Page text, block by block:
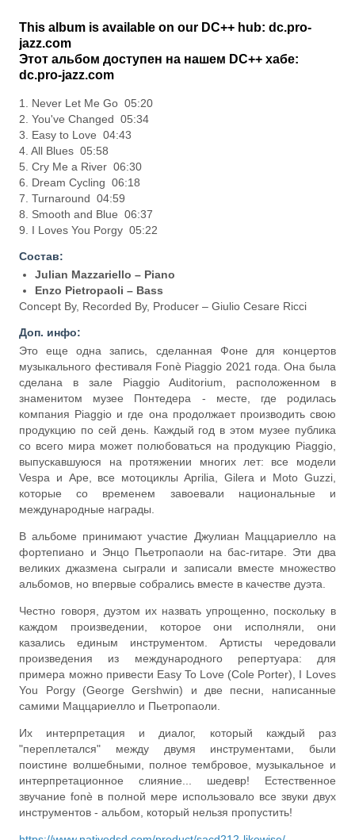
This album is available on our DC++ hub: dc.pro-
jazz.com
Этот альбом доступен на нашем DC++ хабе:
dc.pro-jazz.com
1. Never Let Me Go 05:20
2. You've Changed 05:34
3. Easy to Love 04:43
4. All Blues 05:58
5. Cry Me a River 06:30
6. Dream Cycling 06:18
7. Turnaround 04:59
8. Smooth and Blue 06:37
9. I Loves You Porgy 05:22
Состав:
Julian Mazzariello – Piano
Enzo Pietropaoli – Bass
Concept By, Recorded By, Producer – Giulio Cesare Ricci
Доп. инфо:
Это еще одна запись, сделанная Фоне для концертов
музыкального фестиваля Fonè Piaggio 2021 года. Она была
сделана в зале Piaggio Auditorium, расположенном в
знаменитом музее Понтедера - месте, где родилась
компания Piaggio и где она продолжает производить свою
продукцию по сей день. Каждый год в этом музее публика
со всего мира может полюбоваться на продукцию Piaggio,
выпускавшуюся на протяжении многих лет: все модели
Vespa и Ape, все мотоциклы Aprilia, Gilera и Moto Guzzi,
которые со временем завоевали национальные и
международные награды.
В альбоме принимают участие Джулиан Маццариелло на
фортепиано и Энцо Пьетропаоли на бас-гитаре. Эти два
великих джазмена сыграли и записали вместе множество
альбомов, но впервые собрались вместе в качестве дуэта.
Честно говоря, дуэтом их назвать упрощенно, поскольку в
каждом произведении, которое они исполняли, они
казались единым инструментом. Артисты чередовали
произведения из международного репертуара: для
примера можно привести Easy To Love (Cole Porter), I Loves
You Porgy (George Gershwin) и две песни, написанные
самими Маццариелло и Пьетропаоли.
Их интерпретация и диалог, который каждый раз
"переплетался" между двумя инструментами, были
поистине волшебными, полное тембровое, музыкальное и
интерпретационное слияние... шедевр! Естественное
звучание fonè в полной мере использовало все звуки двух
инструментов - альбом, который нельзя пропустить!